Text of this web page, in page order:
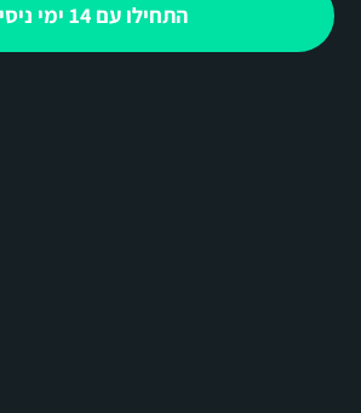
התחילו עם 14 ימי ניסיון